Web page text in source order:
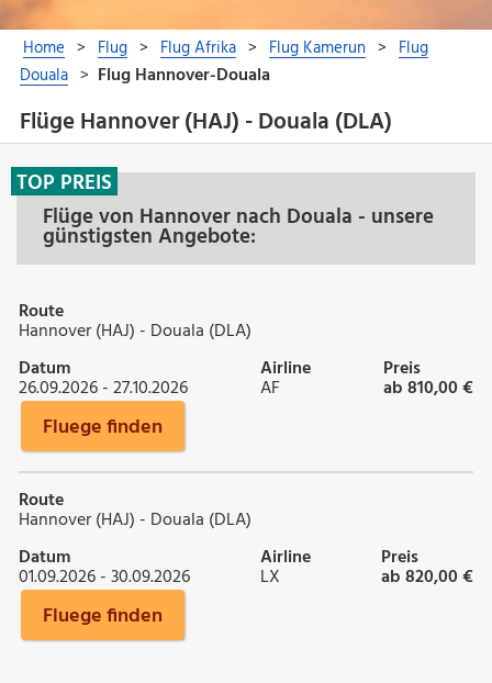
Flüge Hannover (HAJ) - Douala (DLA)
Flüge von Hannover nach Douala - unsere
günstigsten Angebote:
TOP PREIS
Route
Hannover (HAJ) - Douala (DLA)
Datum
26.09.2026 - 27.10.2026
Airline
AF
Preis
ab 810,00 €
Fluege finden
Route
Hannover (HAJ) - Douala (DLA)
Datum
01.09.2026 - 30.09.2026
Airline
LX
Preis
ab 820,00 €
Fluege finden